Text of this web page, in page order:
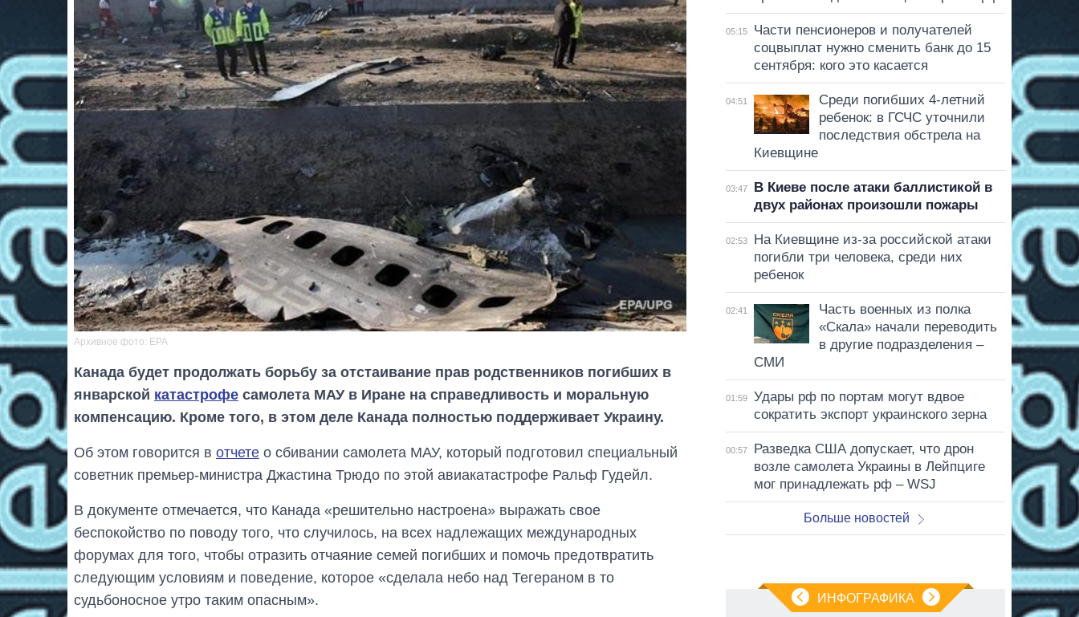
Архивное фото: ЕРА
Канада будет продолжать борьбу за отстаивание прав родственников погибших в
январской катастрофе самолета МАУ в Иране на справедливость и моральную
компенсацию. Кроме того, в этом деле Канада полностью поддерживает Украину.
Об этом говорится в отчете о сбивании самолета МАУ, который подготовил специальный
советник премьер-министра Джастина Трюдо по этой авиакатастрофе Ральф Гудейл.
В документе отмечается, что Канада «решительно настроена» выражать свое
беспокойство по поводу того, что случилось, на всех надлежащих международных
форумах для того, чтобы отразить отчаяние семей погибших и помочь предотвратить
следующим условиям и поведение, которое «сделала небо над Тегераном в то
судьбоносное утро таким опасным».
05:15
Части пенсионеров и получателей
соцвыплат нужно сменить банк до 15
сентября: кого это касается
04:51
Среди погибших 4-летний
ребенок: в ГСЧС уточнили
последствия обстрела на
Киевщине
03:47
В Киеве после атаки баллистикой в
двух районах произошли пожары
02:53
На Киевщине из-за российской атаки
погибли три человека, среди них
ребенок
02:41
Часть военных из полка
«Скала» начали переводить
в другие подразделения –
СМИ
01:59
Удары рф по портам могут вдвое
сократить экспорт украинского зерна
00:57
Разведка США допускает, что дрон
возле самолета Украины в Лейпциге
мог принадлежать рф – WSJ
Больше новостей
ИНФОГРАФИКА